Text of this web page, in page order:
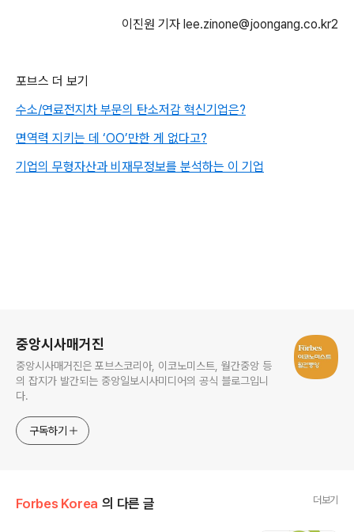
이진원 기자 lee.zinone@joongang.co.kr2
포브스 더 보기
수소/연료전지차 부문의 탄소저감 혁신기업은?
면역력 지키는 데 ‘OO’만한 게 없다고?
기업의 무형자산과 비재무정보를 분석하는 이 기업
중앙시사매거진
중앙시사매거진은 포브스코리아, 이코노미스트, 월간중앙 등
의 잡지가 발간되는 중앙일보시사미디어의 공식 블로그입니
다.
구독하기
Forbes Korea 의 다른 글 더보기